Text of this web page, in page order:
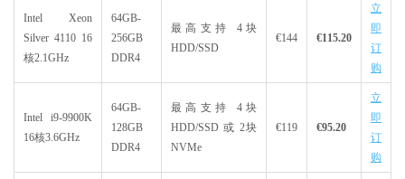
Intel Xeon
Silver 4110 16
核2.1GHz
64GB-
256GB
DDR4
最高支持 4块
HDD/SSD
€144 €115.20
立
即
订
购
Intel i9-9900K
16核3.6GHz
64GB-
128GB
DDR4
最高支持 4块
HDD/SSD 或 2块
NVMe
€119 €95.20
立
即
订
购